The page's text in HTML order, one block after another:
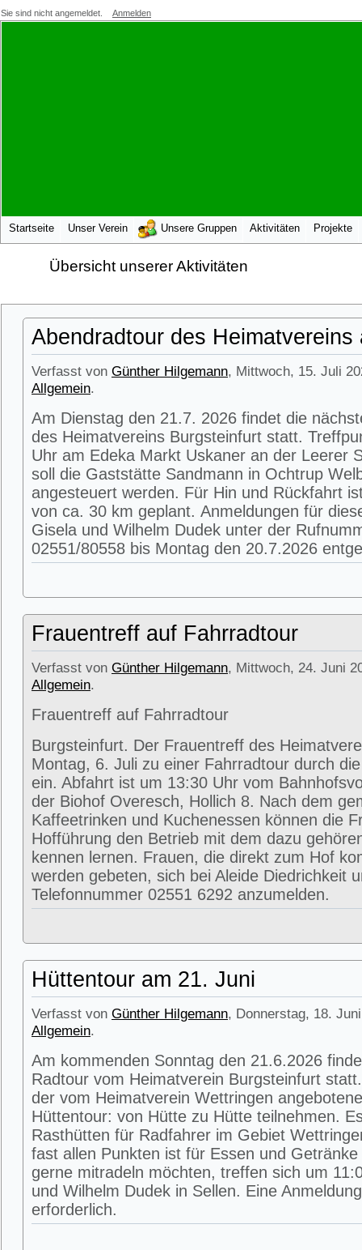
Sie sind nicht angemeldet. Anmelden
Startseite Unser Verein Unsere Gruppen Aktivitäten Projekte
Übersicht unserer Aktivitäten
Abendradtour des Heimatvereins
Verfasst von Günther Hilgemann, Mittwoch, 15. Juli
Allgemein.
Am Dienstag den 21.7. 2026 findet die
des Heimatvereins Burgsteinfurt statt.
Uhr am Edeka Markt Uskaner an der Leerer
soll die Gaststätte Sandmann in Ochtrup
angesteuert werden. Für Hin und Rückfahrt
von ca. 30 km geplant. Anmeldungen für
Gisela und Wilhelm Dudek unter der
02551/80558 bis Montag den 20.7.2026
Frauentreff auf Fahrradtour
Verfasst von Günther Hilgemann, Mittwoch, 24. Juni
Allgemein.
Frauentreff auf Fahrradtour
Burgsteinfurt. Der Frauentreff des
Montag, 6. Juli zu einer Fahrradtour durch
ein. Abfahrt ist um 13:30 Uhr vom
der Biohof Overesch, Hollich 8. Nach dem
Kaffeetrinken und Kuchenessen können die
Hofführung den Betrieb mit dem dazu
kennen lernen. Frauen, die direkt zum Hof
werden gebeten, sich bei Aleide Diedrichkeit
Telefonnummer 02551 6292 anzumelden.
Hüttentour am 21. Juni
Verfasst von Günther Hilgemann, Donnerstag, 18.
Allgemein.
Am kommenden Sonntag den 21.6.2026
Radtour vom Heimatverein Burgsteinfurt
der vom Heimatverein Wettringen
Hüttentour: von Hütte zu Hütte teilnehmen.
Rasthütten für Radfahrer im Gebiet
fast allen Punkten ist für Essen und
gerne mitradeln möchten, treffen sich um
und Wilhelm Dudek in Sellen. Eine
erforderlich.